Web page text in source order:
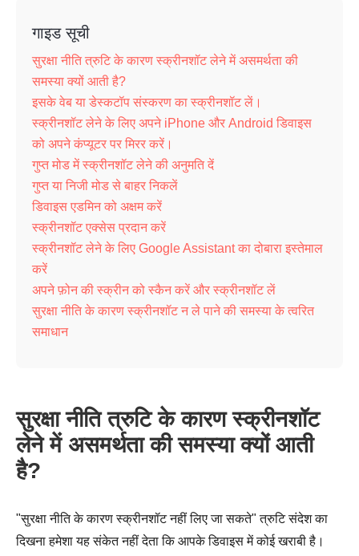
गाइड सूची
सुरक्षा नीति त्रुटि के कारण स्क्रीनशॉट लेने में असमर्थता की
समस्या क्यों आती है?
इसके वेब या डेस्कटॉप संस्करण का स्क्रीनशॉट लें।
स्क्रीनशॉट लेने के लिए अपने iPhone और Android डिवाइस
को अपने कंप्यूटर पर मिरर करें।
गुप्त मोड में स्क्रीनशॉट लेने की अनुमति दें
गुप्त या निजी मोड से बाहर निकलें
डिवाइस एडमिन को अक्षम करें
स्क्रीनशॉट एक्सेस प्रदान करें
स्क्रीनशॉट लेने के लिए Google Assistant का दोबारा इस्तेमाल
करें
अपने फ़ोन की स्क्रीन को स्कैन करें और स्क्रीनशॉट लें
सुरक्षा नीति के कारण स्क्रीनशॉट न ले पाने की समस्या के त्वरित
समाधान
सुरक्षा नीति त्रुटि के कारण स्क्रीनशॉट
लेने में असमर्थता की समस्या क्यों आती
है?
"सुरक्षा नीति के कारण स्क्रीनशॉट नहीं लिए जा सकते" त्रुटि संदेश का
दिखना हमेशा यह संकेत नहीं देता कि आपके डिवाइस में कोई खराबी है।